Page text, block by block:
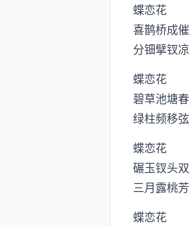
蝶恋花
喜鹊桥成
分钿擘钗
蝶恋花
碧草池塘
绿柱频移
蝶恋花
碾玉钗头
三月露桃
蝶恋花